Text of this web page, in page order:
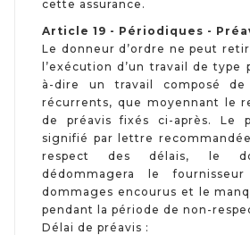
cette assurance.
Article 19 - Périodiques -
Le donneur d’ordre ne peut
l’exécution d’un travail de type
à-dire un travail composé de
récurrents, que moyennant le
de préavis fixés ci-après. Le
signifié par lettre
respect des délais, le
dédommagera le
dommages encourus et le
pendant la période de non-
Délai de préavis :